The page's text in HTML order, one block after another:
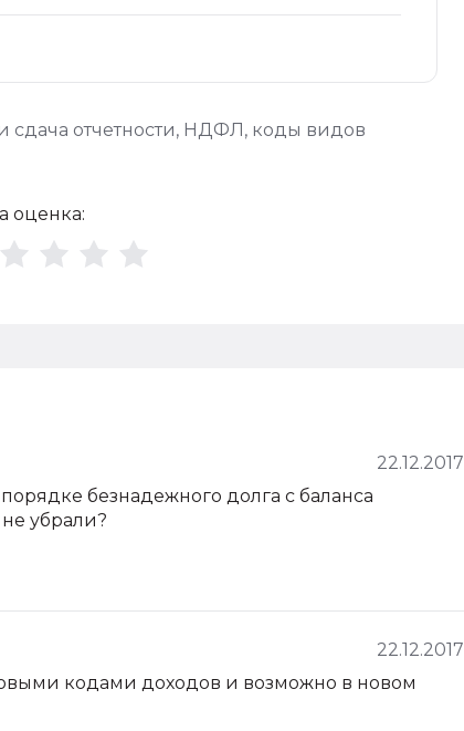
сдача отчетности, НДФЛ, коды видов
оценка:
22.12.2017
безнадежного долга с баланса
убрали?
22.12.2017
кодами доходов и возможно в новом